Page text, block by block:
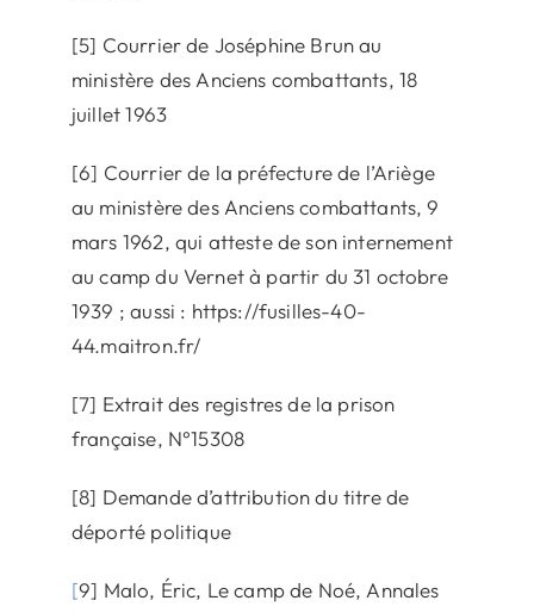
[5] Courrier de Joséphine Brun au
ministère des Anciens combattants, 18
juillet 1963
[6] Courrier de la préfecture de l’Ariège
au ministère des Anciens combattants, 9
mars 1962, qui atteste de son internement
au camp du Vernet à partir du 31 octobre
1939 ; aussi : https://fusilles-40-
44.maitron.fr/
[7] Extrait des registres de la prison
française, N°15308
[8] Demande d’attribution du titre de
déporté politique
[9] Malo, Éric, Le camp de Noé, Annales